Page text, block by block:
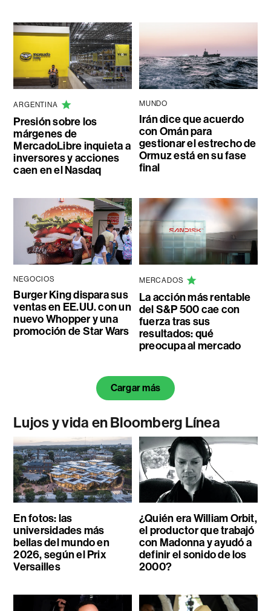
ARGENTINA
Presión sobre los
márgenes de
MercadoLibre inquieta a
inversores y acciones
caen en el Nasdaq
MUNDO
Irán dice que acuerdo
con Omán para
gestionar el estrecho de
Ormuz está en su fase
final
NEGOCIOS
Burger King dispara sus
ventas en EE.UU. con un
nuevo Whopper y una
promoción de Star Wars
MERCADOS
La acción más rentable
del S&P 500 cae con
fuerza tras sus
resultados: qué
preocupa al mercado
Cargar más
Lujos y vida en Bloomberg Línea
En fotos: las
universidades más
bellas del mundo en
2026, según el Prix
Versailles
¿Quién era William Orbit,
el productor que trabajó
con Madonna y ayudó a
definir el sonido de los
2000?